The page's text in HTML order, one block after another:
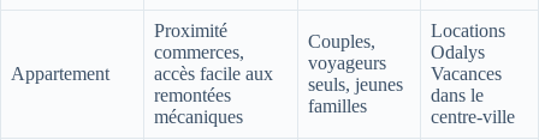
Appartement
Proximité
commerces,
accès facile aux
remontées
mécaniques
Couples,
voyageurs
seuls, jeunes
familles
Locations
Odalys
Vacances
dans le
centre-ville